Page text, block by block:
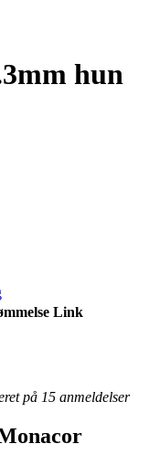
hun
Link
på 15 anmeldelser